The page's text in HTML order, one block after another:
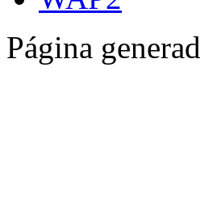
Página